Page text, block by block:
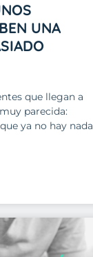
UNA
que llegan a
parecida:
ya no hay nada